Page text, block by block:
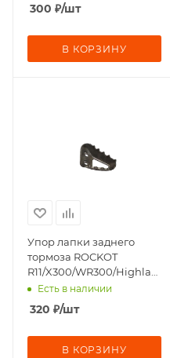
300 ₽/шт
В КОРЗИНУ
Упор лапки заднего
тормоза ROCKOT
R11/X300/WR300/Highlander
(нерж. сталь)
Есть в наличии
320 ₽/шт
В КОРЗИНУ